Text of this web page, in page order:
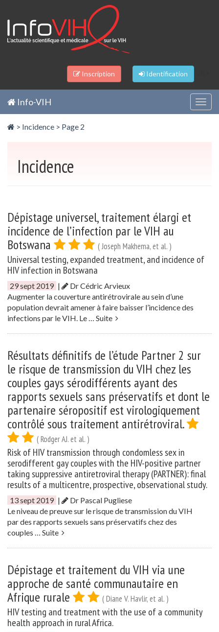
Inscription Identification
Info-VIH
> Incidence > Page 2
Incidence
Dépistage universel, traitement élargi et
incidence de l’infection par le VIH au
Botswana
( Joseph Makhema, et al. )
Universal testing, expanded treatment, and incidence of
HIV infection in Botswana
29 sept 2019 |
Dr Cédric Arvieux
Augmenter la couverture antirétrovirale au sein d’une
population devrait amener à faire baisser l’incidence des
infections par le VIH. Le … Suite
Résultats définitifs de l’étude Partner 2 sur
le risque de transmission du VIH chez les
couples gays sérodifférents ayant des
rapports sexuels sans préservatifs et dont le
partenaire séropositif est virologiquement
contrôlé sous traitement antirétroviral.
( Rodger AJ. et al. )
Risk of HIV transmission through condomless sex in
serodifferent gay couples with the HIV-positive partner
taking suppressive antiretroviral therapy (PARTNER): final
results of a multicentre, prospective, observational study.
13 sept 2019 |
Dr Pascal Pugliese
Le niveau de preuve sur le risque de transmission du VIH
par des rapports sexuels sans préservatifs chez des
couples … Suite
Dépistage et traitement du VIH via une
approche de santé communautaire en
Afrique rurale
( Diane V. Havlir, et al. )
HIV testing and treatment with the use of a community
health approach in rural Africa.
Panneau de gestion des cookies